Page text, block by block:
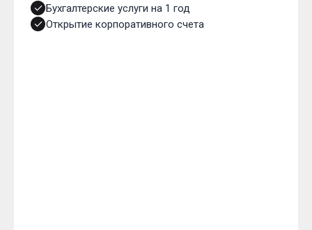
Бухгалтерские услуги на 1 год
Открытие корпоративного счета